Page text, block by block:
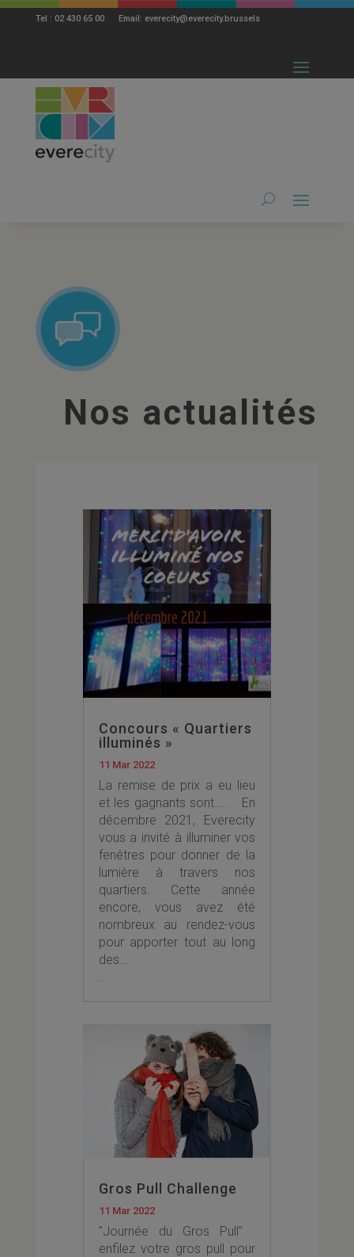
Tel : 02 430 65 00 Email: everecity@everecity.brussels
Nos actualités
Concours « Quartiers
illuminés »
11 Mar 2022
La remise de prix a eu lieu
et les gagnants sont….. En
décembre 2021, Everecity
vous a invité à illuminer vos
fenêtres pour donner de la
lumière à travers nos
quartiers. Cette année
encore, vous avez été
nombreux au rendez-vous
pour apporter tout au long
des...
...
Gros Pull Challenge
11 Mar 2022
"Journée du Gros Pull" :
enfilez votre gros pull pour
modal-check